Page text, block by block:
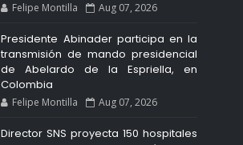
Felipe Montilla Aug 07, 2026
Presidente Abinader participa en la
transmisión de mando presidencial
de Abelardo de la Espriella, en
Colombia
Felipe Montilla Aug 07, 2026
Director SNS proyecta 150 hospitales